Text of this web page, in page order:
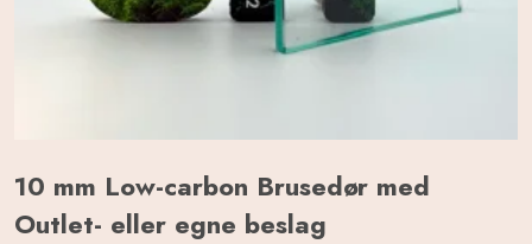
10 mm Low-carbon Brusedør med
Outlet- eller egne beslag